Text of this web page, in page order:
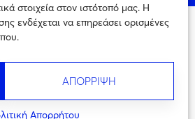
στοιχεία στον ιστότοπό μας. Η
ενδέχεται να επηρεάσει ορισμένες
ΑΠΟΡΡΙΨΗ
Απορρήτου
ηλεκτρονικού τύπου
Αριθμός
Πιστοποίησης
242754